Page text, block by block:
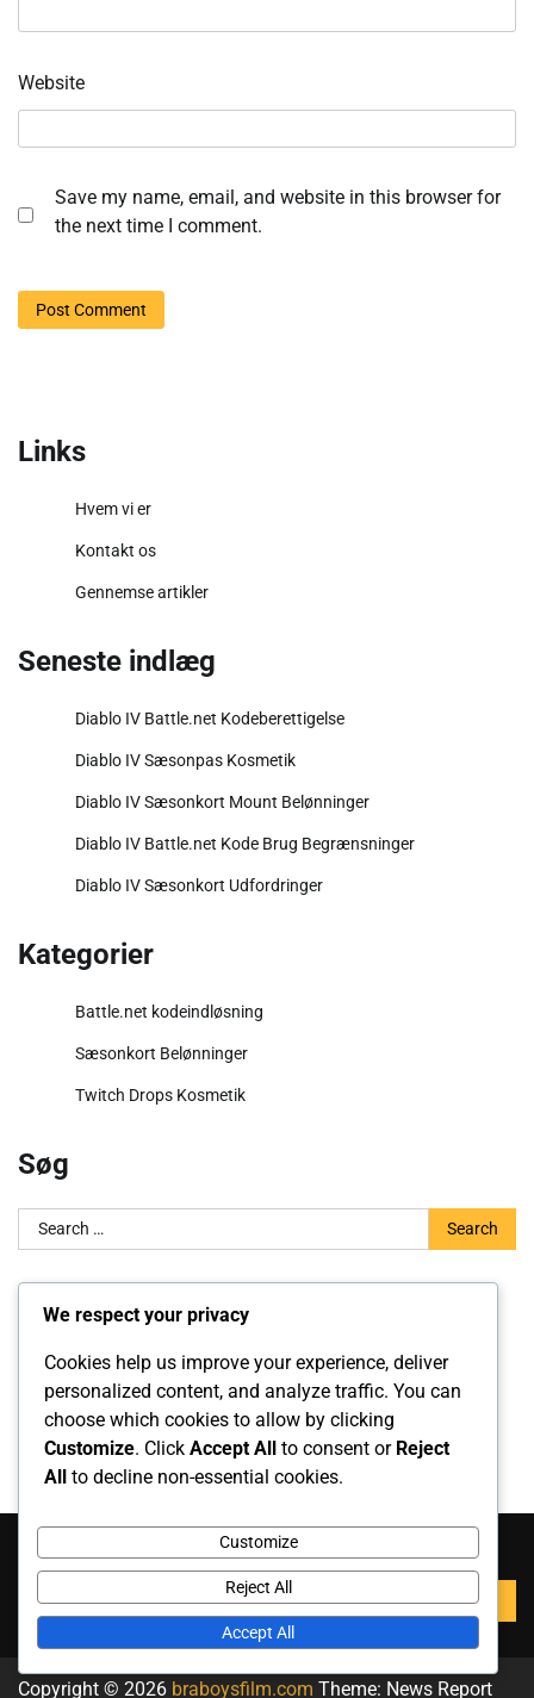
Website
Save my name, email, and website in this browser for
the next time I comment.
Links
Hvem vi er
Kontakt os
Gennemse artikler
Seneste indlæg
Diablo IV Battle.net Kodeberettigelse
Diablo IV Sæsonpas Kosmetik
Diablo IV Sæsonkort Mount Belønninger
Diablo IV Battle.net Kode Brug Begrænsninger
Diablo IV Sæsonkort Udfordringer
Kategorier
Battle.net kodeindløsning
Sæsonkort Belønninger
Twitch Drops Kosmetik
Søg
Search
for:
Arkiv
March 2026
Søg
for:
Copyright © 2026 braboysfilm.com Theme: News Report
We respect your privacy
Cookies help us improve your experience, deliver
personalized content, and analyze traffic. You can
choose which cookies to allow by clicking
Customize. Click Accept All to consent or Reject
All to decline non-essential cookies.
Customize
Reject All
Accept All